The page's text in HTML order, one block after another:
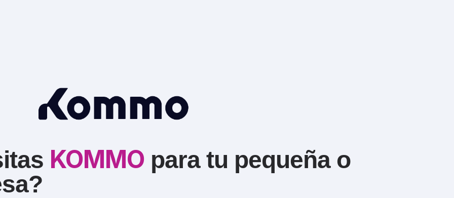
KOMMO para tu pequeña o